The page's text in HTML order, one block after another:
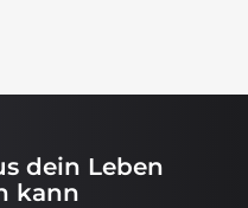
dein Leben
kann